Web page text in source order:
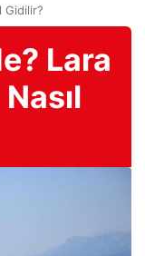
Gidilir?
Lara